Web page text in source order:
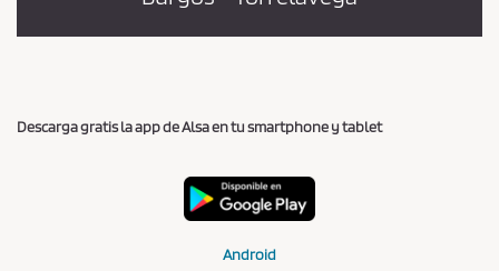
Descarga gratis la app de Alsa en tu smartphone y tablet
Android